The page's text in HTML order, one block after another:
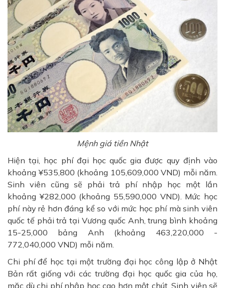
Mệnh giá tiền Nhật
Hiện tại, học phí đại học quốc gia được quy định vào
khoảng ¥535,800 (khoảng 105,609,000 VND) mỗi năm.
Sinh viên cũng sẽ phải trả phí nhập học một lần
khoảng ¥282,000 (khoảng 55,590,000 VND). Mức học
phí này rẻ hơn đáng kể so với mức học phí mà sinh viên
quốc tế phải trả tại Vương quốc Anh, trung bình khoảng
15-25,000 bảng Anh (khoảng 463,220,000 -
772,040,000 VND) mỗi năm.
Chi phí để học tại một trường đại học công lập ở Nhật
Bản rất giống với các trường đại học quốc gia của họ,
mặc dù chi phí nhập học cao hơn một chút. Sinh viên sẽ